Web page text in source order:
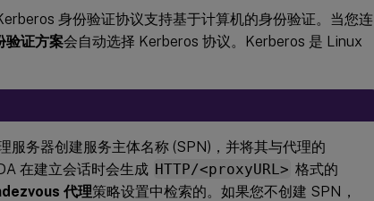
身份验证协议支持基于计算机的身份验证。当您连
证方案会自动选择 Kerberos 协议。Kerberos 是 Linux
服务器创建服务主体名称 (SPN)，并将其与代理的
在建立会话时会生成 HTTP/<proxyURL> 格式的
代理策略设置中检索的。如果您不创建 SPN，